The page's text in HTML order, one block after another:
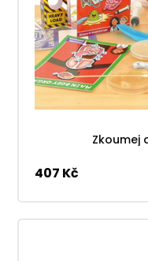
Zkoumej
407 Kč